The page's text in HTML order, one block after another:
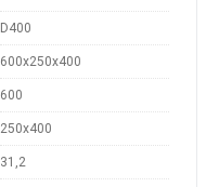
D400
600x250х400
600
250x400
31,2